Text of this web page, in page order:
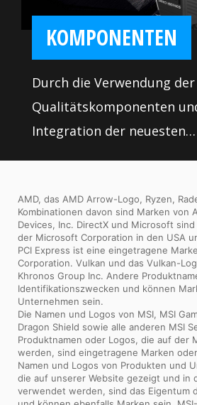
KOMPONENTEN
Durch die Verwendung
Qualitätskomponenten
Integration der neuesten
Experience. Strenge
unter extremsten
gewährleisten außerdem
zuverlässiges, langlebiges
leistungsstarkes
AMD, das AMD Arrow-Logo, Ryzen,
Kombinationen davon sind Marken von
Devices, Inc. DirectX und Microsoft
der Microsoft Corporation in den USA
PCI Express ist eine eingetragene
Corporation. Vulkan und das Vulkan-
Khronos Group Inc. Andere
Identifikationszwecken und können
Unternehmen sein.
Die Namen und Logos von MSI, MSI
Dragon Shield sowie alle anderen MSI
Produktnamen oder Logos, die auf der
werden, sind eingetragene Marken
Namen und Logos von Produkten und
die auf unserer Website gezeigt und in
verwendet werden, sind das Eigentum